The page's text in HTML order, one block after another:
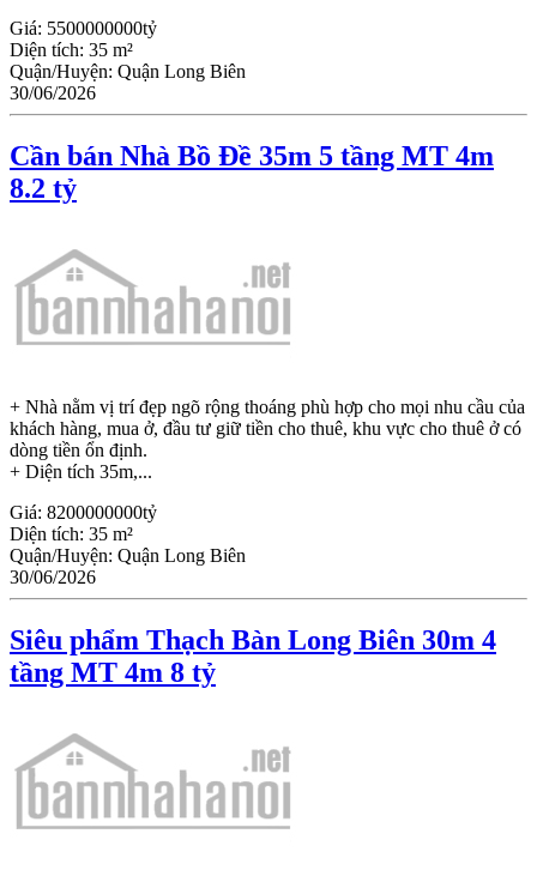
Giá: 5500000000tỷ
Diện tích: 35 m²
Quận/Huyện: Quận Long Biên
30/06/2026
Cần bán Nhà Bồ Đề 35m 5 tầng MT 4m
8.2 tỷ
+ Nhà nằm vị trí đẹp ngõ rộng thoáng phù hợp cho mọi nhu cầu của
khách hàng, mua ở, đầu tư giữ tiền cho thuê, khu vực cho thuê ở có
dòng tiền ổn định.
+ Diện tích 35m,...
Giá: 8200000000tỷ
Diện tích: 35 m²
Quận/Huyện: Quận Long Biên
30/06/2026
Siêu phẩm Thạch Bàn Long Biên 30m 4
tầng MT 4m 8 tỷ